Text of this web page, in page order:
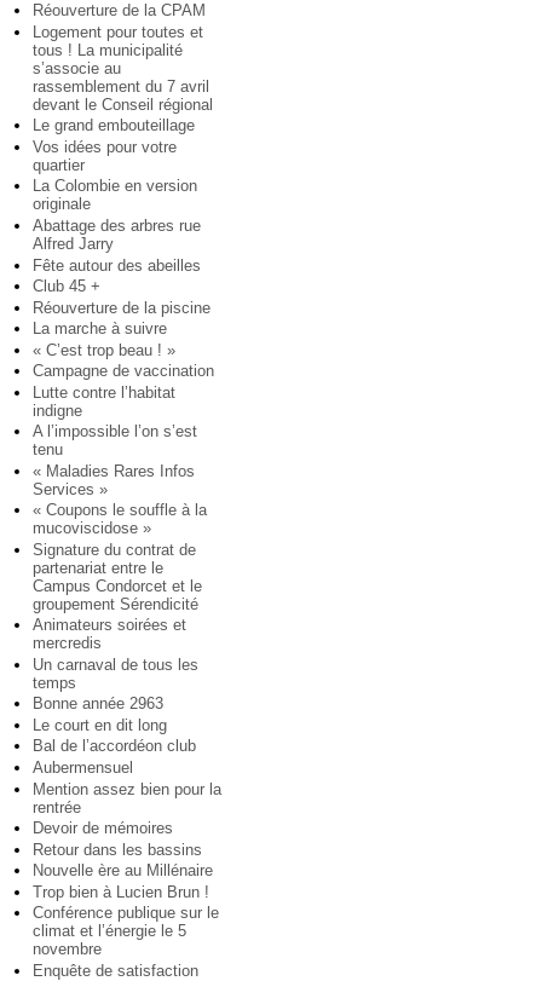
Réouverture de la CPAM
Logement pour toutes et
tous ! La municipalité
s’associe au
rassemblement du 7 avril
devant le Conseil régional
Le grand embouteillage
Vos idées pour votre
quartier
La Colombie en version
originale
Abattage des arbres rue
Alfred Jarry
Fête autour des abeilles
Club 45 +
Réouverture de la piscine
La marche à suivre
« C’est trop beau ! »
Campagne de vaccination
Lutte contre l’habitat
indigne
A l’impossible l’on s’est
tenu
« Maladies Rares Infos
Services »
« Coupons le souffle à la
mucoviscidose »
Signature du contrat de
partenariat entre le
Campus Condorcet et le
groupement Sérendicité
Animateurs soirées et
mercredis
Un carnaval de tous les
temps
Bonne année 2963
Le court en dit long
Bal de l’accordéon club
Aubermensuel
Mention assez bien pour la
rentrée
Devoir de mémoires
Retour dans les bassins
Nouvelle ère au Millénaire
Trop bien à Lucien Brun !
Conférence publique sur le
climat et l’énergie le 5
novembre
Enquête de satisfaction